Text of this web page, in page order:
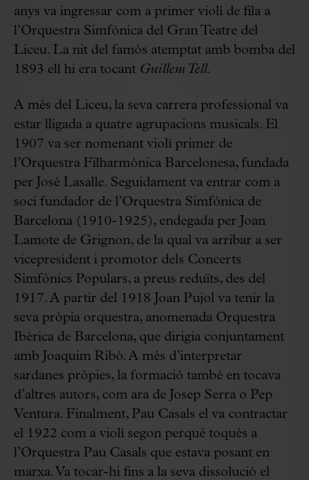
anys va ingressar com a primer violí de fila a
l’Orquestra Simfònica del Gran Teatre del
Liceu. La nit del famós atemptat amb bomba del
1893 ell hi era tocant Guillem Tell.
A més del Liceu, la seva carrera professional va
estar lligada a quatre agrupacions musicals. El
1907 va ser nomenant violí primer de
l’Orquestra Filharmònica Barcelonesa, fundada
per José Lasalle. Seguidament va entrar com a
soci fundador de l’Orquestra Simfònica de
Barcelona (1910-1925), endegada per Joan
Lamote de Grignon, de la qual va arribar a ser
vicepresident i promotor dels Concerts
Simfònics Populars, a preus reduïts, des del
1917. A partir del 1918 Joan Pujol va tenir la
seva pròpia orquestra, anomenada Orquestra
Ibèrica de Barcelona, que dirigia conjuntament
amb Joaquim Ribó. A més d’interpretar
sardanes pròpies, la formació també en tocava
d’altres autors, com ara de Josep Serra o Pep
Ventura. Finalment, Pau Casals el va contractar
el 1922 com a violí segon perquè toqués a
l’Orquestra Pau Casals que estava posant en
marxa. Va tocar-hi fins a la seva dissolució el